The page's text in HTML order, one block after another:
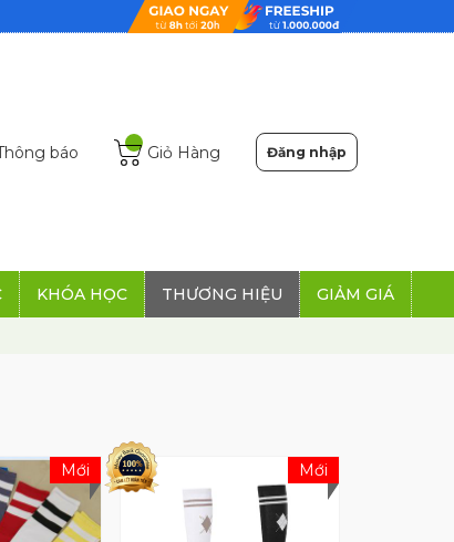
báo Giỏ Hàng Đăng nhập
KHÓA HỌC THƯƠNG HIỆU GIẢM GIÁ
Mới Mới